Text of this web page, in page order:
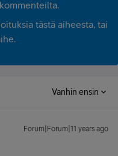
tästä aiheesta, tai
Vanhin ensin
Forum|Forum|11 years ago